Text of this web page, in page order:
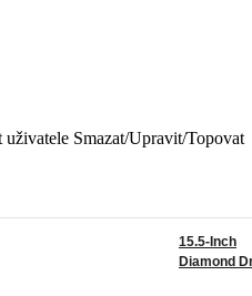
uživatele Smazat/Upravit/Topovat